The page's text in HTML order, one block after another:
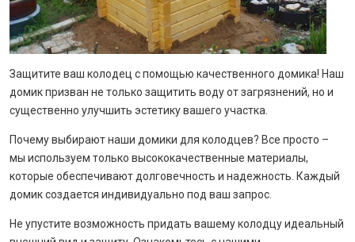
Защитите ваш колодец с помощью качественного домика! Наш
домик призван не только защитить воду от загрязнений, но и
существенно улучшить эстетику вашего участка.
Почему выбирают наши домики для колодцев? Все просто –
мы используем только высококачественные материалы,
которые обеспечивают долговечность и надежность. Каждый
домик создается индивидуально под ваш запрос.
Не упустите возможность придать вашему колодцу идеальный